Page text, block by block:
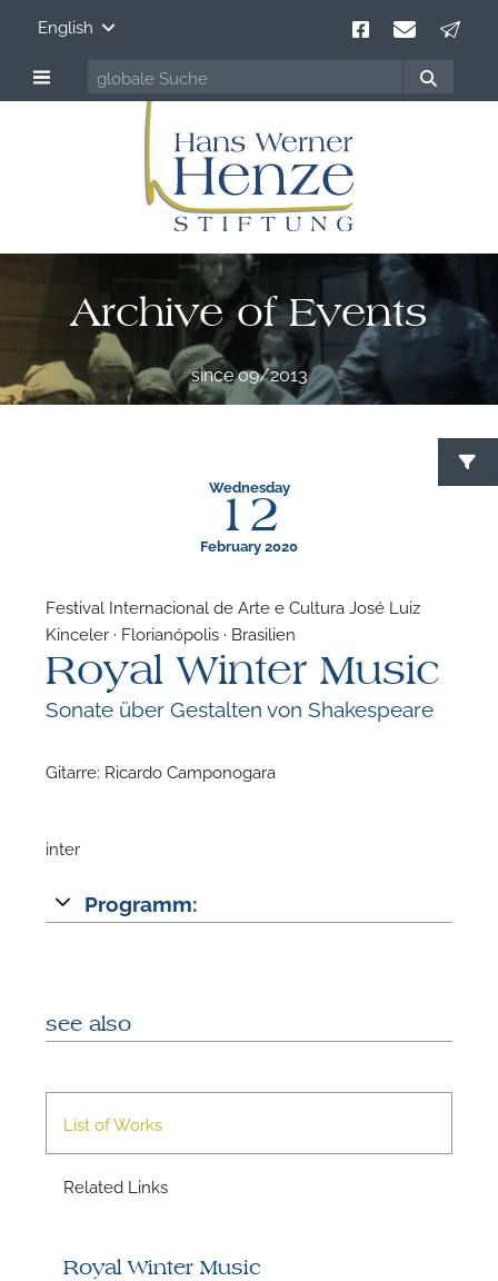
English
Archive of Events
since 09/2013
Wednesday
12
February 2020
Festival Internacional de Arte e Cultura José Luiz
Kinceler · Florianópolis · Brasilien
Royal Winter Music
Sonate über Gestalten von Shakespeare
Gitarre: Ricardo Camponogara
inter
Programm:
see also
List of Works
Related Links
Royal Winter Music